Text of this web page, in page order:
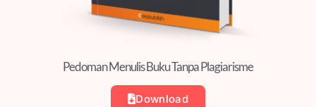
Pedoman Menulis Buku Tanpa Plagiarisme
Download